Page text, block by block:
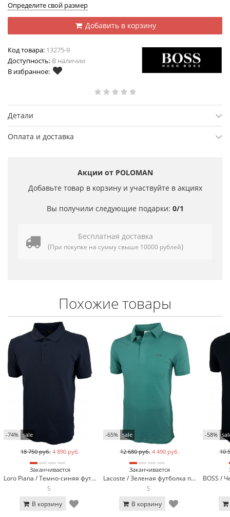
Определите свой размер
Добавить в корзину
Код товара: 13275-9
Доступность: В наличии
В избранное:
Детали
Оплата и доставка
Акции от POLOMAN
Добавьте товар в корзину и участвуйте в акциях
Вы получили следующие подарки: 0/1
Бесплатная доставка
(При покупке на сумму свыше 10000 рублей)
Похожие товары
-74% sale
18 750 руб. 4 890 руб.
Заканчивается
Loro Piana / Темно-синяя футболка поло Loro Piana 570-2
S
В корзину
-65% sale
12 680 руб. 4 490 руб.
Заканчивается
Lacoste / Зеленая футболка поло Lacoste LC3-11
S
В корзину
-58%
10